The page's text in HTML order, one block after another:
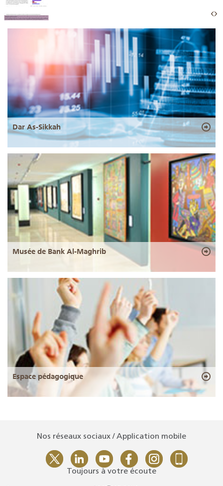
Dar As-Sikkah
Musée de Bank Al-Maghrib
Espace pédagogique
Nos réseaux sociaux / Application mobile
Toujours à votre écoute